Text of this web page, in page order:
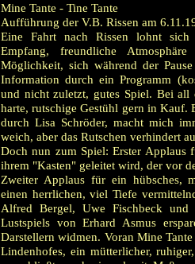
Mine Tante - Tine Tante
Aufführung der V.B. Rissen am
Eine Fahrt nach Rissen lohnt
Empfang, freundliche
Möglichkeit, sich während der
Information durch ein Programm
und nicht zuletzt, gutes Spiel. Bei all
harte, rutschige Gestühl gern in Kauf.
durch Lisa Schröder, macht mich
weich, aber das Rutschen verhindert
Doch nun zum Spiel: Erster Applaus
ihrem "Kasten" geleitet wird, der vor
Zweiter Applaus für ein hübsches,
einen herrlichen, viel Tiefe
Alfred Bergel, Uwe Fischbeck
Lustspiels von Erhard Asmus
Darstellern widmen. Voran Mine
Lindenhofes, ein mütterlicher,